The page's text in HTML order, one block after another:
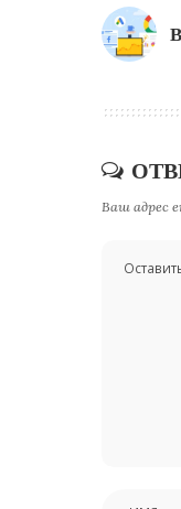
Ваш адрес